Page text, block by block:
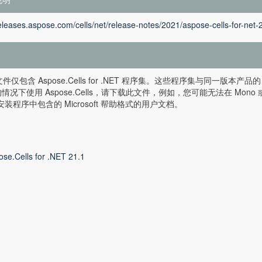
cells/net/release-notes/2021/aspose-cells-for-
仅包含 Aspose.Cells for .NET 程序集。这些程序集与同一版本产品
况下使用 Aspose.Cells，请下载此文件，例如，您可能无法在
装程序中包含的 Microsoft 帮助格式的用户文档。
for .NET 21.1